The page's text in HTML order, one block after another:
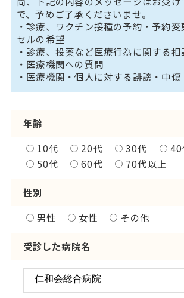
で、予めご了承くださいませ。
・診療、ワクチン接種の予約・予約
セルの希望
・診療、投薬など医療行為に関する相
・医療機関への質問
・医療機関・個人に対する誹謗・中傷
年齢
10代 20代 30代
40
50代
60代 70代以上
性別
男性 女性 その他
受診した病院名